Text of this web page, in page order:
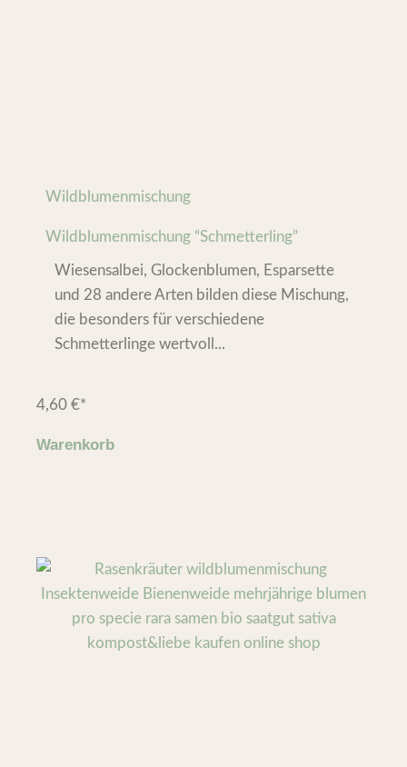
Wildblumenmischung
Wildblumenmischung “Schmetterling”
Wiesensalbei, Glockenblumen, Esparsette
und 28 andere Arten bilden diese Mischung,
die besonders für verschiedene
Schmetterlinge wertvoll...
4,60 €*
Warenkorb